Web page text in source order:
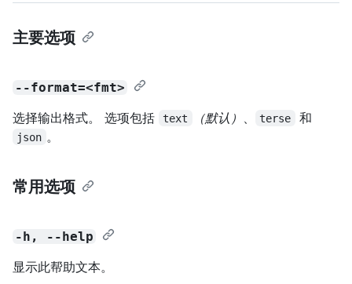
主要选项
--format=<fmt>
选择输出格式。 选项包括 text （默认） terse 和
json 。
常用选项
-h, --help
显示此帮助文本。